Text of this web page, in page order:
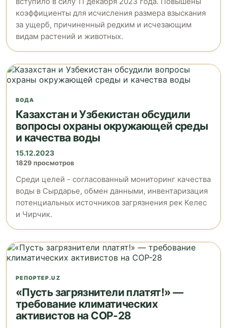
коэффициенты для исчисления размера взыскания
за ущерб, причиненный редким и исчезающим
видам растений и животных.
ВОДА
Казахстан и Узбекистан обсудили
вопросы охраны окружающей среды
и качества воды
15.12.2023
1829 просмотров
Среди целей - согласованный мониторинг качества
воды в Сырдарье, обмен данными, инвентаризация
потенциальных источников загрязнения рек Келес
и Чирчик.
РЕПОРТЕР.UZ
«Пусть загрязнители платят!» —
требование климатических
активистов на COP-28